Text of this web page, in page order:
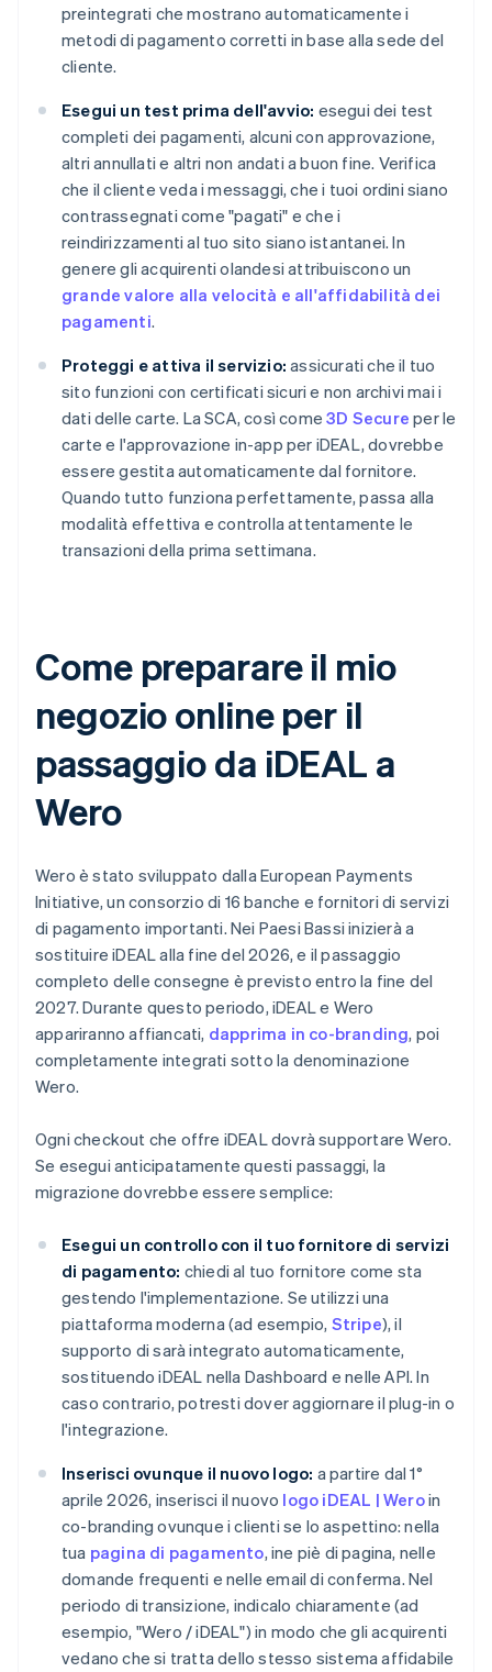
preintegrati che mostrano automaticamente i
metodi di pagamento corretti in base alla sede del
cliente.
Esegui un test prima dell'avvio: esegui dei test
completi dei pagamenti, alcuni con approvazione,
altri annullati e altri non andati a buon fine. Verifica
che il cliente veda i messaggi, che i tuoi ordini siano
contrassegnati come "pagati" e che i
reindirizzamenti al tuo sito siano istantanei. In
genere gli acquirenti olandesi attribuiscono un
grande valore alla velocità e all'affidabilità dei
pagamenti.
Proteggi e attiva il servizio: assicurati che il tuo
sito funzioni con certificati sicuri e non archivi mai i
dati delle carte. La SCA, così come3D Secure per le
carte e l'approvazione in-app per iDEAL, dovrebbe
essere gestita automaticamente dal fornitore.
Quando tutto funziona perfettamente, passa alla
modalità effettiva e controlla attentamente le
transazioni della prima settimana.
Come preparare il mio
negozio online per il
passaggio da iDEAL a
Wero
Wero è stato sviluppato dalla European Payments
Initiative, un consorzio di 16 banche e fornitori di servizi
di pagamento importanti. Nei Paesi Bassi inizierà a
sostituire iDEAL alla fine del 2026, e il passaggio
completo delle consegne è previsto entro la fine del
2027. Durante questo periodo, iDEAL e Wero
appariranno affiancati, dapprima in co-branding, poi
completamente integrati sotto la denominazione
Wero.
Ogni checkout che offre iDEAL dovrà supportare Wero.
Se esegui anticipatamente questi passaggi, la
migrazione dovrebbe essere semplice:
Esegui un controllo con il tuo fornitore di servizi
di pagamento: chiedi al tuo fornitore come sta
gestendo l'implementazione. Se utilizzi una
piattaforma moderna (ad esempio, Stripe), il
supporto di sarà integrato automaticamente,
sostituendo iDEAL nella Dashboard e nelle API. In
caso contrario, potresti dover aggiornare il plug-in o
l'integrazione.
Inserisci ovunque il nuovo logo: a partire dal 1°
aprile 2026, inserisci il nuovo logo iDEAL | Weroin
co-branding ovunque i clienti se lo aspettino: nella
tua pagina di pagamento, ine piè di pagina, nelle
domande frequenti e nelle email di conferma. Nel
periodo di transizione, indicalo chiaramente (ad
esempio, "Wero / iDEAL") in modo che gli acquirenti
vedano che si tratta dello stesso sistema affidabile